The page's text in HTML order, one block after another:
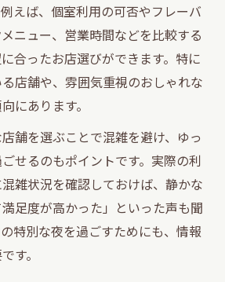
えば、個室利用の可否やフレーバ
ニュー、営業時間などを比較する
合ったお店選びができます。特に
店舗や、雰囲気重視のおしゃれな
にあります。
舗を選ぶことで混雑を避け、ゆっ
せるのもポイントです。実際の利
雑状況を確認しておけば、静かな
足度が高かった」といった声も聞
特別な夜を過ごすためにも、情報
す。